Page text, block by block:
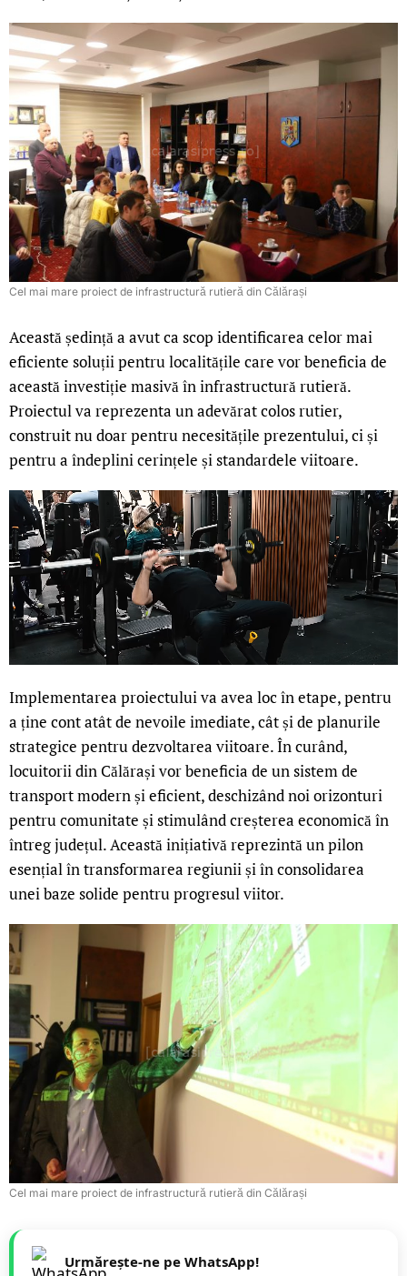
Cel mai mare proiect de infrastructură rutieră din Călărași
Această ședință a avut ca scop identificarea celor mai
eficiente soluții pentru localitățile care vor beneficia de
această investiție masivă în infrastructură rutieră.
Proiectul va reprezenta un adevărat colos rutier,
construit nu doar pentru necesitățile prezentului, ci și
pentru a îndeplini cerințele și standardele viitoare.
Implementarea proiectului va avea loc în etape, pentru
a ține cont atât de nevoile imediate, cât și de planurile
strategice pentru dezvoltarea viitoare. În curând,
locuitorii din Călărași vor beneficia de un sistem de
transport modern și eficient, deschizând noi orizonturi
pentru comunitate și stimulând creșterea economică în
întreg județul. Această inițiativă reprezintă un pilon
esențial în transformarea regiunii și în consolidarea
unei baze solide pentru progresul viitor.
Cel mai mare proiect de infrastructură rutieră din Călărași
Urmărește-ne pe WhatsApp!